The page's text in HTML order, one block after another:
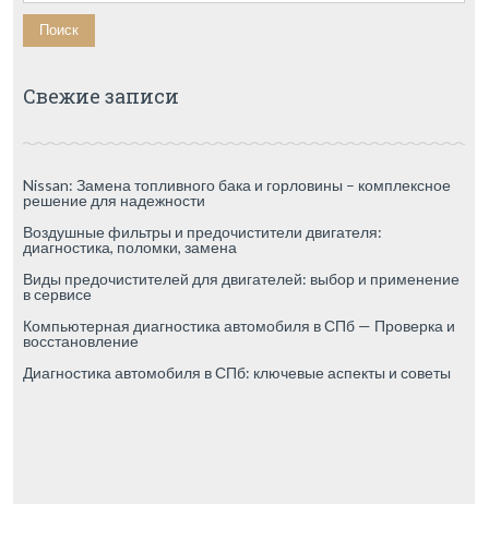
Свежие записи
Nissan: Замена топливного бака и горловины – комплексное
решение для надежности
Воздушные фильтры и предочистители двигателя:
диагностика, поломки, замена
Виды предочистителей для двигателей: выбор и применение
в сервисе
Компьютерная диагностика автомобиля в СПб — Проверка и
восстановление
Диагностика автомобиля в СПб: ключевые аспекты и советы